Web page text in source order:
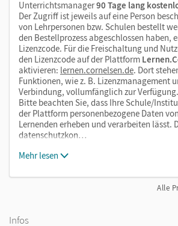
Unterrichtsmanager90 Tage lang
Der Zugriff ist jeweils auf eine Person
von Lehrpersonen bzw. Schulen bestellt
den Bestellprozess abgeschlossen haben,
Lizenzcode. Für die Freischaltung und
den Lizenzcode auf der Plattform
aktivieren: lernen.cornelsen.de. Dort
Funktionen, wie z. B. Lizenzmanagement
Verbindung, vollumfänglich zur Verfügung.
Bitte beachten Sie, dass Ihre Schule/
der Plattform personenbezogene Daten
Lernenden erheben und verarbeiten lässt.
datenschutzkon…
Mehr lesen
Alle
Infos